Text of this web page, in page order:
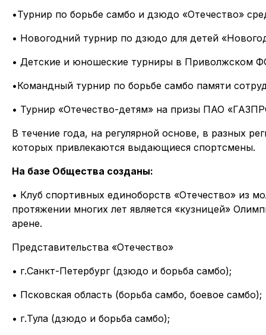
•Турнир по борьбе самбо и дзюдо «Отечество»
• Новогодний турнир по дзюдо для детей
• Детские и юношеские турниры в Приволжском
•Командный турнир по борьбе самбо памяти
• Турнир «Отечество-детям» на призы ПАО
В течение года, на регулярной основе, в разных
которых привлекаются выдающиеся спортсмены.
На базе Общества созданы:
• Клуб спортивных единоборств «Отечество» из
протяжении многих лет является «кузницей»
арене.
Представительства «Отечество»
• г.Санкт-Петербург (дзюдо и борьба самбо);
• Псковская область (борьба самбо, боевое самбо);
• г.Тула (дзюдо и борьба самбо);